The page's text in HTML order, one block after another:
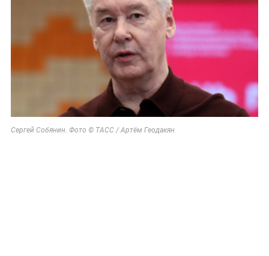
Сергей Собянин. Фото © ТАСС / Артём Геодакян